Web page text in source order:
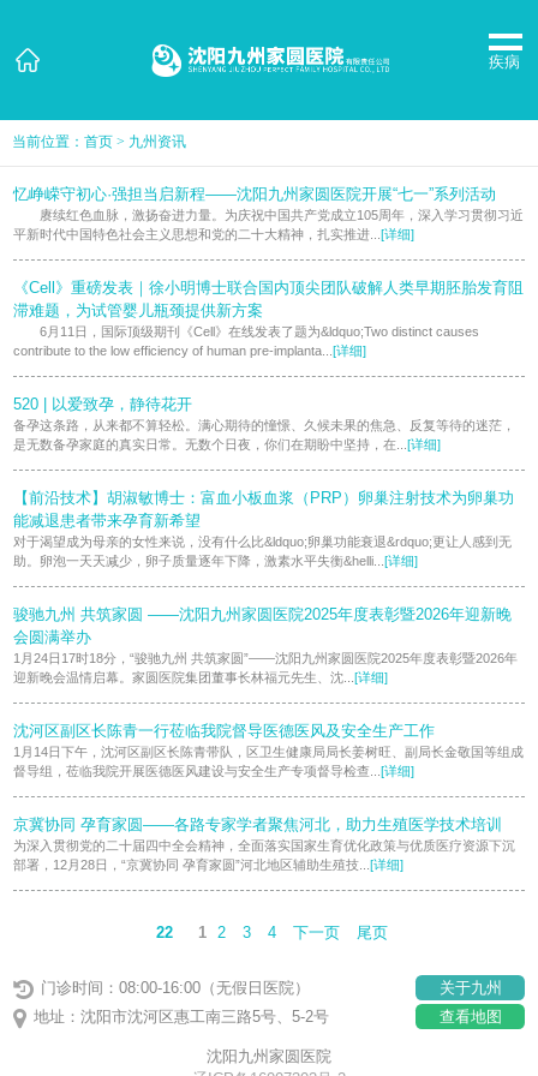
疾病
当前位置： 首页> 九州资讯
忆峥嵘守初心·强担当启新程——沈阳九州家圆医院开展“七一”系列活动
赓续红色血脉，激扬奋进力量。为庆祝中国共产党成立105周年，深入学习贯彻习近
平新时代中国特色社会主义思想和党的二十大精神，扎实推进... [详细]
《Cell》重磅发表｜徐小明博士联合国内顶尖团队破解人类早期胚胎发育阻
滞难题，为试管婴儿瓶颈提供新方案
6月11日，国际顶级期刊《Cell》在线发表了题为&ldquo;Two distinct causes
contribute to the low efficiency of human pre-implanta... [详细]
520 | 以爱致孕，静待花开
备孕这条路，从来都不算轻松。满心期待的憧憬、久候未果的焦急、反复等待的迷茫，
是无数备孕家庭的真实日常。无数个日夜，你们在期盼中坚持，在... [详细]
【前沿技术】胡淑敏博士：富血小板血浆（PRP）卵巢注射技术为卵巢功
能减退患者带来孕育新希望
对于渴望成为母亲的女性来说，没有什么比&ldquo;卵巢功能衰退&rdquo;更让人感到无
助。卵泡一天天减少，卵子质量逐年下降，激素水平失衡&helli... [详细]
骏驰九州 共筑家圆 ——沈阳九州家圆医院2025年度表彰暨2026年迎新晚
会圆满举办
1月24日17时18分，“骏驰九州 共筑家圆”——沈阳九州家圆医院2025年度表彰暨2026年
迎新晚会温情启幕。家圆医院集团董事长林福元先生、沈... [详细]
沈河区副区长陈青一行莅临我院督导医德医风及安全生产工作
1月14日下午，沈河区副区长陈青带队，区卫生健康局局长姜树旺、副局长金敬国等组成
督导组，莅临我院开展医德医风建设与安全生产专项督导检查... [详细]
京冀协同 孕育家圆——各路专家学者聚焦河北，助力生殖医学技术培训
为深入贯彻党的二十届四中全会精神，全面落实国家生育优化政策与优质医疗资源下沉
部署，12月28日，“京冀协同 孕育家圆”河北地区辅助生殖技... [详细]
22 1 2 3 4 下一页 尾页
关于九州
门诊时间：08:00-16:00（无假日医院）
查看地图
地址：沈阳市沈河区惠工南三路5号、5-2号
沈阳九州家圆医院